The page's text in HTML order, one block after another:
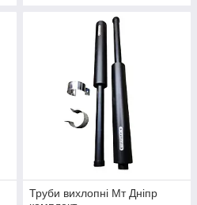
Труби вихлопні Мт Дніпр